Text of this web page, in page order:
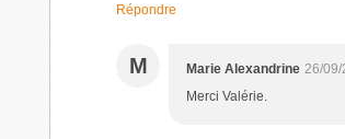
Répondre
M Marie Alexandrine 26/09/
Merci Valérie.